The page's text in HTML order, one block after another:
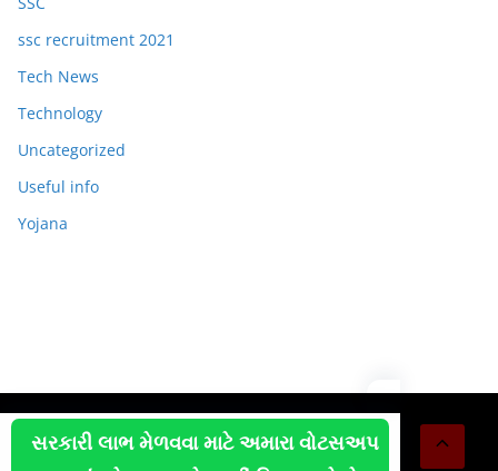
સરકારી લાભ મેળવવા માટે અમારા વોટસઅપ
ssc recruitment 2021
Tech News
Technology
Uncategorized
Useful info
Yojana
Copyright © 2026OJAS JOB. All rights reserved.
ColorMag by ThemeGrill. Powered by WordPress